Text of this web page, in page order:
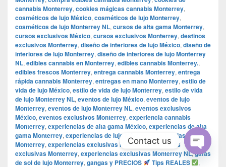
cannabis Monterrey, cookies mágicas cannabis Monterrey,
cosméticos de lujo México, cosméticos de lujo Monterrey,
cosméticos de lujo Monterrey NL, cursos de alta gama Monterrey,
cursos exclusivos México, cursos exclusivos Monterrey, destinos
exclusivos Monterrey, diseño de interiores de lujo México, diseño de
interiores de lujo Monterrey, diseño de interiores de lujo Monterrey
NL, edibles cannabis en Monterrey, edibles cannabis Monterrey.,
edibles frescos Monterrey, entrega cannabis Monterrey, entrega
rápida cannabis Monterrey, entregas en mano Monterrey, estilo de
vida de lujo México, estilo de vida de lujo Monterrey, estilo de vida
de lujo Monterrey NL, eventos de lujo México, eventos de lujo
Monterrey, eventos de lujo Monterrey NL, eventos exclusivos
México, eventos exclusivos Monterrey, experiencia cannabis
Monterrey, experiencias de alta gama México, experiencias de alta
gama Monterrey, experiencias de lujo México
experiencias de lujo
Monterrey, experiencias exclusivas México ,experiencias
exclusivas Monterrey, experiencias exclusivas Monterrey NL,gafas
de sol de lujo Monterrey, gangas y PRECIOS Tips REALES ,
Contact us
Open